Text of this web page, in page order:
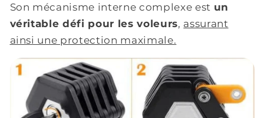
Son mécanisme interne complexe est un
véritable défi pour les voleurs, assurant
ainsi une protection maximale.